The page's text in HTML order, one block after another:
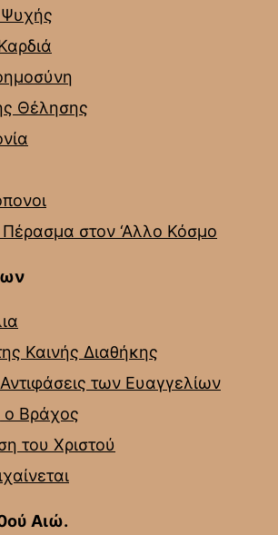
Ψυχής
Θέλησης
στον ‘Αλλο Κόσμο
Καινής Διαθήκης
Αντιφάσεις των Ευαγγελίων
ο Βράχος
του Χριστού
Αιώ.